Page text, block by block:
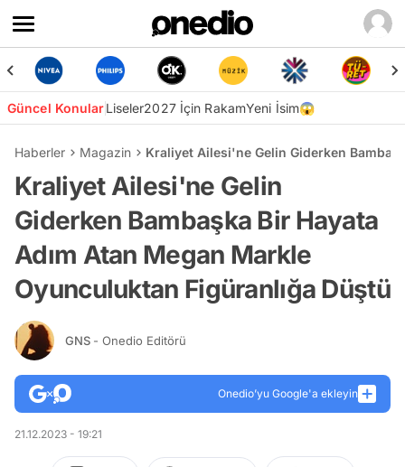
Güncel KonularLiseler2027 İçin RakamYeni İsim😱
Haberler Magazin Kraliyet Ailesi'ne Gelin Giderken
Kraliyet Ailesi'ne Gelin
Giderken Bambaşka Bir Hayata
Adım Atan Megan Markle
Oyunculuktan Figüranlığa Düştü
GNS - Onedio Editörü
Onedio’yu Google'a ekleyin
21.12.2023 - 19:21